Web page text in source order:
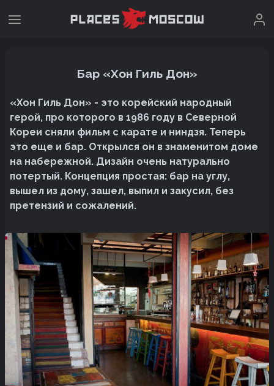
Бар «Хон Гиль Дон»
«Хон Гиль Дон» - это корейский народный
герой, про которого в 1986 году в Северной
Кореи сняли фильм с карате и ниндзя. Теперь
это еще и бар. Открылся он в знаменитом доме
на набережной. Дизайн очень натурально
потертый. Концепция простая: бар на углу,
вышел из дому, зашел, выпил и закусил, без
претензий и сожалений.